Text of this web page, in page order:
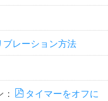
ブレーション方法
タイマーをオフに